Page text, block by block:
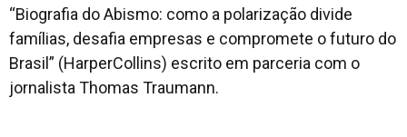
“Biografia do Abismo: como a polarização divide
famílias, desafia empresas e compromete o futuro do
Brasil” (HarperCollins) escrito em parceria com o
jornalista Thomas Traumann.